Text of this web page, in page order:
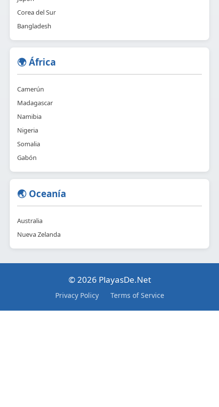
Corea del Sur
Bangladesh
🌍 África
Camerún
Madagascar
Namibia
Nigeria
Somalia
Gabón
🌏 Oceanía
Australia
Nueva Zelanda
© 2026 PlayasDe.Net
Privacy Policy Terms of Service